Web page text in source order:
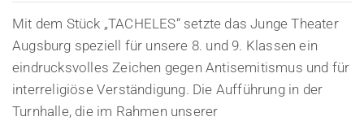
Mit dem Stück „TACHELES“ setzte das Junge Theater
Augsburg speziell für unsere 8. und 9. Klassen ein
eindrucksvolles Zeichen gegen Antisemitismus und für
interreligiöse Verständigung. Die Aufführung in der
Turnhalle, die im Rahmen unserer